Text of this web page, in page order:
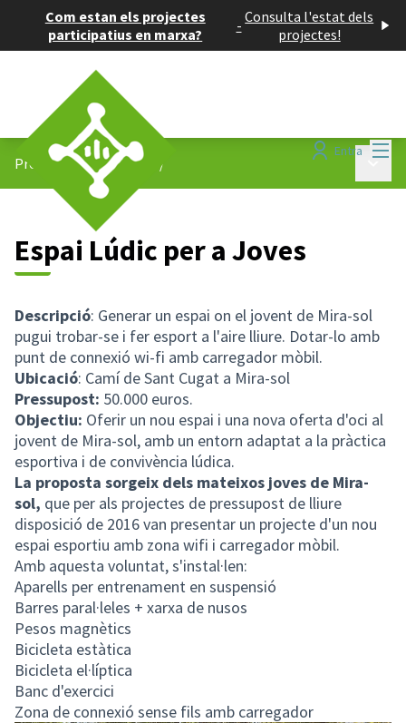
Com estan els projectes
participatius en marxa?
- Consulta l'estat dels
projectes!
Entra
Projectes participatius /
Espai Lúdic per a Joves
Descripció: Generar un espai on el jovent de Mira-sol
pugui trobar-se i fer esport a l'aire lliure. Dotar-lo amb
punt de connexió wi-fi amb carregador mòbil.
Ubicació: Camí de Sant Cugat a Mira-sol
Pressupost: 50.000 euros.
Objectiu: Oferir un nou espai i una nova oferta d'oci al
jovent de Mira-sol, amb un entorn adaptat a la pràctica
esportiva i de convivència lúdica.
La proposta sorgeix dels mateixos joves de Mira-
sol, que per als projectes de pressupost de lliure
disposició de 2016 van presentar un projecte d'un nou
espai esportiu amb zona wifi i carregador mòbil.
Amb aquesta voluntat, s'instal·len:
Aparells per entrenament en suspensió
Barres paral·leles + xarxa de nusos
Pesos magnètics
Bicicleta estàtica
Bicicleta el·líptica
Banc d'exercici
Zona de connexió sense fils amb carregador